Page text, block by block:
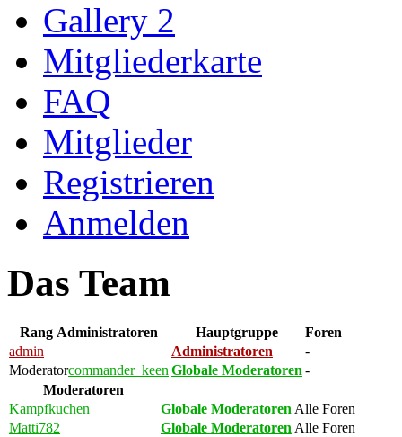
Gallery 2
Mitgliederkarte
FAQ
Mitglieder
Registrieren
Anmelden
Das Team
Rang Administratoren Hauptgruppe
Foren
admin
Administratoren
-
Moderatorcommander_keen Globale Moderatoren -
Moderatoren
Kampfkuchen
Globale Moderatoren Alle Foren
Matti782
Globale Moderatoren Alle Foren